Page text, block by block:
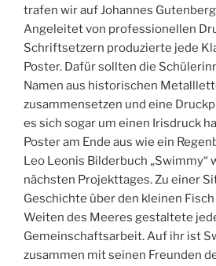
trafen wir auf Johannes
Angeleitet von professionellen
Schriftsetzern produzierte jede
Poster. Dafür sollten die
Namen aus historischen
zusammensetzen und eine
es sich sogar um einen Irisdruck
Poster am Ende aus wie ein
Leo Leonis Bilderbuch „Swimmy“
nächsten Projekttages. Zu einer
Geschichte über den kleinen
Weiten des Meeres gestaltete
Gemeinschaftsarbeit. Auf ihr ist
zusammen mit seinen Freunden